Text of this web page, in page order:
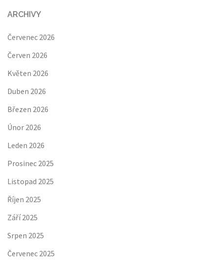
ARCHIVY
Červenec 2026
Červen 2026
Květen 2026
Duben 2026
Březen 2026
Únor 2026
Leden 2026
Prosinec 2025
Listopad 2025
Říjen 2025
Září 2025
Srpen 2025
Červenec 2025